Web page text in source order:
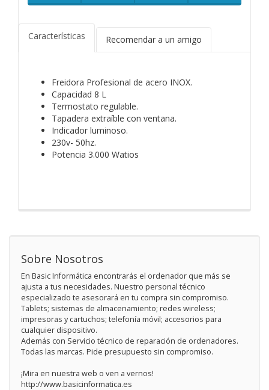
Características Recomendar a un amigo
Freidora Profesional de acero INOX.
Capacidad 8 L
Termostato regulable.
Tapadera extraíble con ventana.
Indicador luminoso.
230v- 50hz.
Potencia 3.000 Watios
Sobre Nosotros
En Basic Informática encontrarás el ordenador que más se
ajusta a tus necesidades. Nuestro personal técnico
especializado te asesorará en tu compra sin compromiso.
Tablets; sistemas de almacenamiento; redes wireless;
impresoras y cartuchos; telefonía móvil; accesorios para
cualquier dispositivo.
Además con Servicio técnico de reparación de ordenadores.
Todas las marcas. Pide presupuesto sin compromiso.
¡Mira en nuestra web o ven a vernos!
http://www.basicinformatica.es